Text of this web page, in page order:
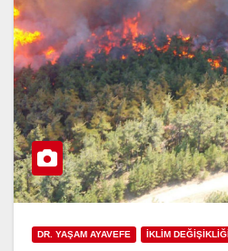
DR. YAŞAM AYAVEFE İKLİM